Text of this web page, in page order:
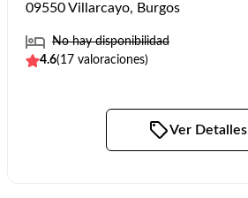
09550 Villarcayo, Burgos
No hay disponibilidad
4.6(17 valoraciones)
Ver Detalles